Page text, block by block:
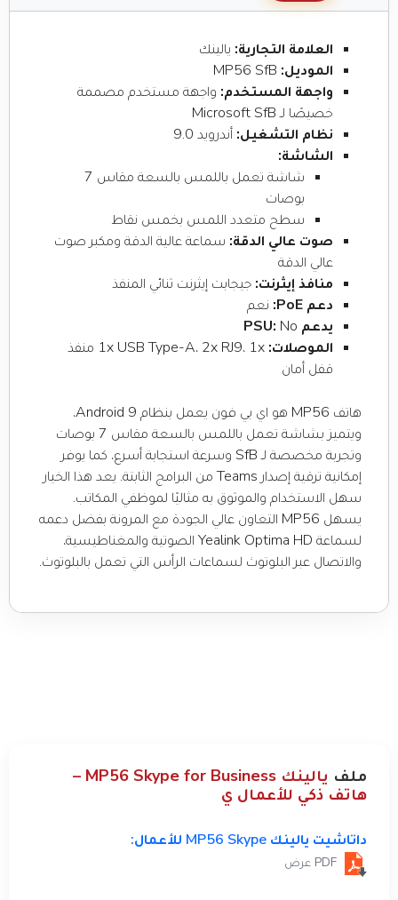
العلامة التجارية: يالينك
الموديل:
واجهة المستخدم: واجهة مستخدم مصممة
خصيصًا لـ Microsoft SfB
نظام التشغيل: أندرويد 9.0
الشاشة:
شاشة تعمل باللمس بالسعة مقاس 7
بوصات
سطح متعدد اللمس بخمس نقاط
صوت عالي الدقة: سماعة عالية الدقة ومكبر صوت
عالي الدقة
منافذ إيثرنت: جيجابت إيثرنت ثنائي المنفذ
دعم PoE:
نعم
يدعم PSU: No
الموصلات:
1x USB Type-A، 2x RJ9، 1x منفذ
قفل أمان
هاتف MP56 هو اي بي فون يعمل بنظام Android 9،
ويتميز بشاشة تعمل باللمس بالسعة مقاس 7 بوصات
وتجربة مخصصة لـ SfB وسرعة استجابة أسرع، كما يوفر
إمكانية ترقية إصدار Teams من البرامج الثابتة. يعد هذا الخيار
سهل الاستخدام والموثوق به مثاليًا لموظفي المكاتب.
يسهل MP56 التعاون عالي الجودة مع المرونة بفضل دعمه
لسماعة Yealink Optima HD الصوتية والمغناطيسية،
والاتصال عبر البلوتوث لسماعات الرأس التي تعمل بالبلوتوث.
ملف
يالينك MP56 Skype for Business –
هاتف ذكي للأعمال ي
داتاشيت يالينك MP56 Skype للأعمال: